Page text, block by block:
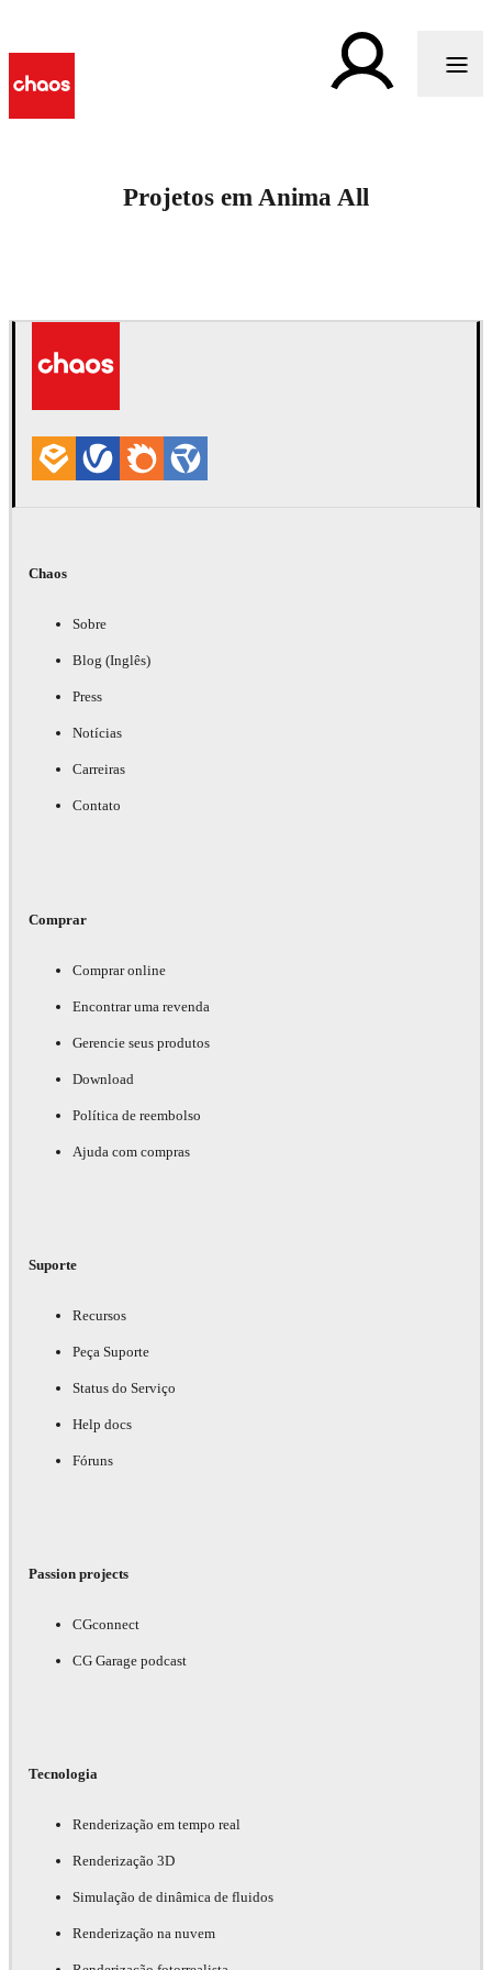
Projetos em Anima All
Chaos
Sobre
Blog (Inglês)
Press
Notícias
Carreiras
Contato
Comprar
Comprar online
Encontrar uma revenda
Gerencie seus produtos
Download
Política de reembolso
Ajuda com compras
Suporte
Recursos
Peça Suporte
Status do Serviço
Help docs
Fóruns
Passion projects
CGconnect
CG Garage podcast
Tecnologia
Renderização em tempo real
Renderização 3D
Simulação de dinâmica de fluidos
Renderização na nuvem